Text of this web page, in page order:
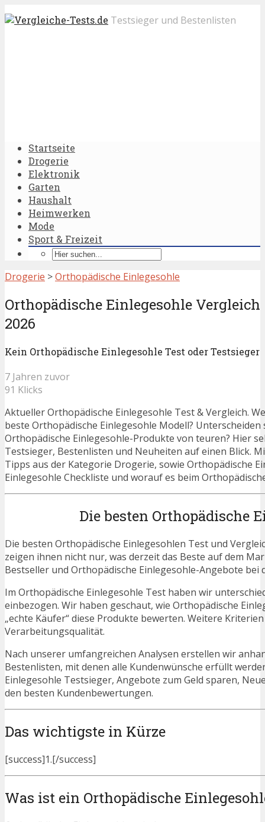
Testsieger und Bestenlisten
Startseite
Drogerie
Elektronik
Garten
Haushalt
Heimwerken
Mode
Sport & Freizeit
Drogerie >Orthopädische Einlegesohle
Orthopädische Einlegesohle Vergleich
2026
Kein Orthopädische Einlegesohle Test oder Testsieger
7 Jahren zuvor
91 Klicks
Aktueller Orthopädische Einlegesohle Test & Vergleich.
beste Orthopädische Einlegesohle Modell?
Orthopädische Einlegesohle-Produkte von teuren? Hier
Testsieger, Bestenlisten und Neuheiten auf einen Blick.
Tipps aus der Kategorie Drogerie, sowie Orthopädische
Einlegesohle Checkliste und worauf es beim
Die besten Orthopädische
Die besten Orthopädische Einlegesohlen Test und
zeigen ihnen nicht nur, was derzeit das Beste auf dem
Bestseller und Orthopädische Einlegesohle-Angebote bei
Im Orthopädische Einlegesohle Test haben wir
einbezogen. Wir haben geschaut, wie Orthopädische
„echte Käufer“ diese Produkte bewerten. Weitere
Verarbeitungsqualität.
Nach unserer umfangreichen Analysen erstellen wir
Bestenlisten, mit denen alle Kundenwünsche erfüllt
Einlegesohle Testsieger, Angebote zum Geld sparen,
den besten Kundenbewertungen.
Das wichtigste in Kürze
[success]1.[/success]
Was ist ein Orthopädische